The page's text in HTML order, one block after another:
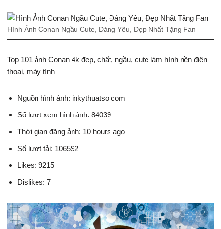
Hình Ảnh Conan Ngầu Cute, Đáng Yêu, Đẹp Nhất Tặng Fan
Top 101 ảnh Conan 4k đẹp, chất, ngầu, cute làm hình nền điện
thoại, máy tính
Nguồn hình ảnh: inkythuatso.com
Số lượt xem hình ảnh: 84039
Thời gian đăng ảnh: 10 hours ago
Số lượt tải: 106592
Likes: 9215
Dislikes: 7